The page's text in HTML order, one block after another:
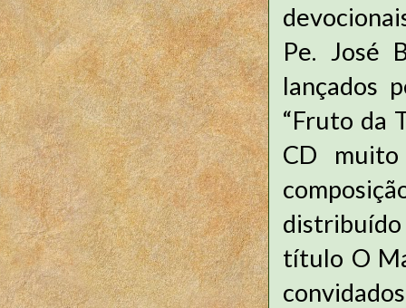
Pe. José
lançados
“Fruto da
CD
título O